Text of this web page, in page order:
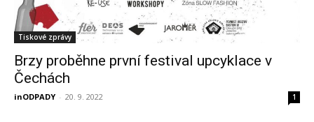
Tiskové zprávy
Brzy proběhne první festival upcyklace v
Čechách
inODPADY - 20. 9. 2022 1